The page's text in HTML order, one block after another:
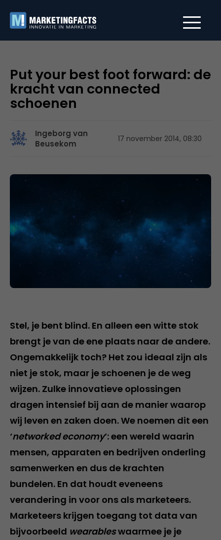
Put your best foot forward: de
kracht van connected
schoenen
Ingeborg van
Beusekom
17 november 2014, 08:30
Stel, je bent blind. En alleen een witte stok
brengt je van de ene plaats naar de andere.
Ongemakkelijk toch? Het zou ideaal zijn als
niet je stok, maar je schoenen je de weg
wijzen. Zulke innovatieve oplossingen
dragen intensief bij aan de manier waarop
wij leven en zaken doen. We noemen dit een
‘networked economy’: een wereld waarin
mensen, apparaten en bedrijven onderling
samenwerken en dus de krachten
bundelen. En dat houdt eveneens
verandering in voor ons als marketeers.
Marketeers krijgen toegang tot data van
bijvoorbeeld wearableswaarmee je je